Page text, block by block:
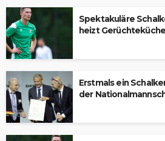
Spektakuläre
heizt
Erstmals ein
der